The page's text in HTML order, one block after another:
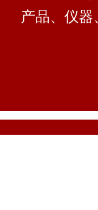
产品、仪器